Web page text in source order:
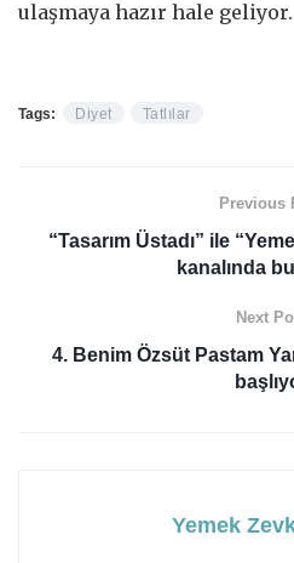
ulaşmaya hazır hale geliyor.
Tags: Diyet Tatlılar
Previous
“Tasarım Üstadı” ile
kanalında
Next
4. Benim Özsüt Pastam
Yemek